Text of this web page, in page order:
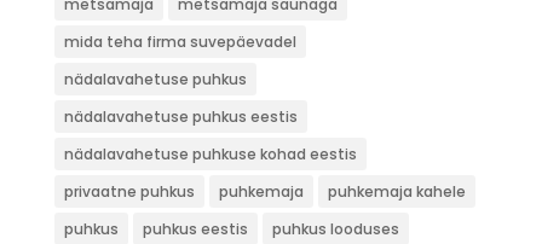
metsamaja
metsamaja saunaga
mida teha firma suvepäevadel
nädalavahetuse puhkus
nädalavahetuse puhkus eestis
nädalavahetuse puhkuse kohad eestis
privaatne puhkus
puhkemaja
puhkemaja kahele
puhkus
puhkus eestis
puhkus looduses